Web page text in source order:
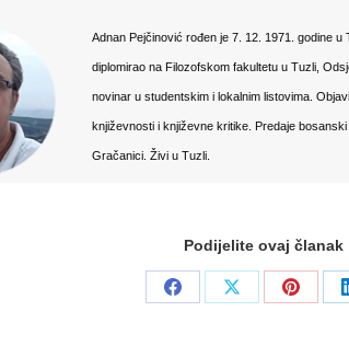
Adnan Pejčinović rođen je 7. 12. 1971. godine
diplomirao na Filozofskom fakultetu u Tuzli,
novinar u studentskim i lokalnim listovima.
književnosti i književne kritike. Predaje
Gračanici. Živi u Tuzli.
Podijelite ovaj članak
Share
Share
Share